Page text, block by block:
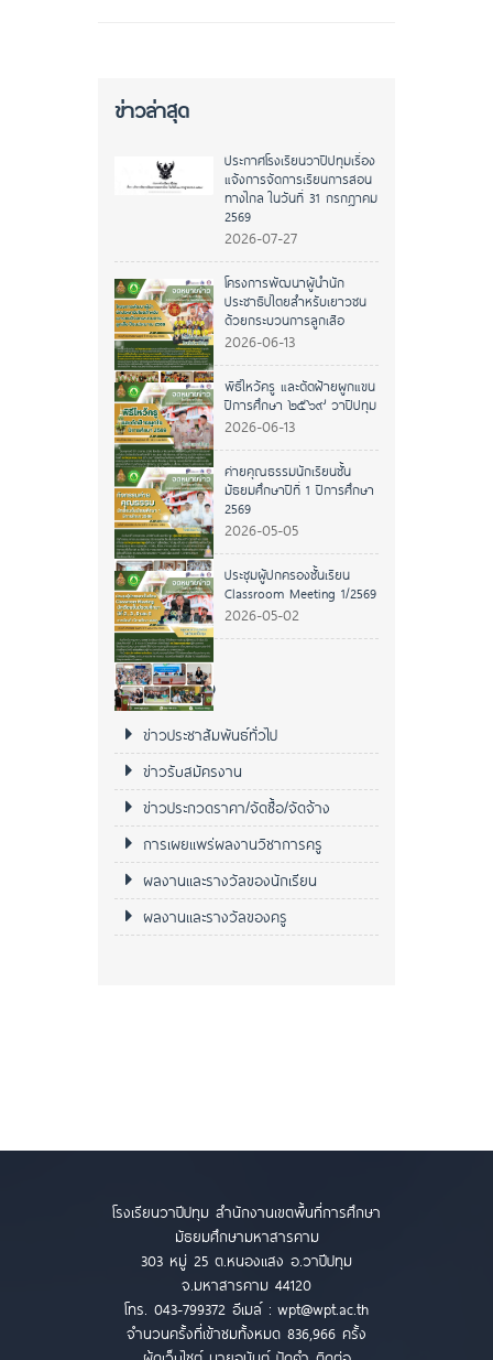
ข่าวล่าสุด
ประกาศโรงเรียนวาปีปทุมเรื่อง
แจ้งการจัดการเรียนการสอน
ทางไกล ในวันที่ 31 กรกฎาคม
2569
2026-07-27
โครงการพัฒนาผู้นำนัก
ประชาธิปไตยสำหรับเยาวชน
ด้วยกระบวนการลูกเสือ
2026-06-13
พิธีไหว้ครู และตัดฝ้ายผูกแขน
ปีการศึกษา ๒๕๖๙ วาปีปทุม
2026-06-13
ค่ายคุณธรรมนักเรียนชั้น
มัธยมศึกษาปีที่ 1 ปีการศึกษา
2569
2026-05-05
ประชุมผู้ปกครองชั้นเรียน
Classroom Meeting 1/2569
2026-05-02
หมวดหมู่ข่าว
ข่าวประชาสัมพันธ์ทั่วไป
ข่าวรับสมัครงาน
ข่าวประกวดราคา/จัดซื้อ/จัดจ้าง
การเผยแพร่ผลงานวิชาการครู
ผลงานและรางวัลของนักเรียน
ผลงานและรางวัลของครู
โรงเรียนวาปีปทุม สำนักงานเขตพื้นที่การศึกษา
มัธยมศึกษามหาสารคาม
303 หมู่ 25 ต.หนองแสง อ.วาปีปทุม
จ.มหาสารคาม 44120
โทร. 043-799372 อีเมล์ : wpt@wpt.ac.th
จำนวนครั้งที่เข้าชมทั้งหมด 836,966 ครั้ง